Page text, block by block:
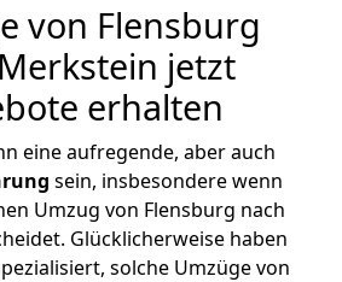
von Flensburg
jetzt
erhalten
eine aufregende, aber auch
sein, insbesondere wenn
Umzug von Flensburg nach
Glücklicherweise haben
solche Umzüge von